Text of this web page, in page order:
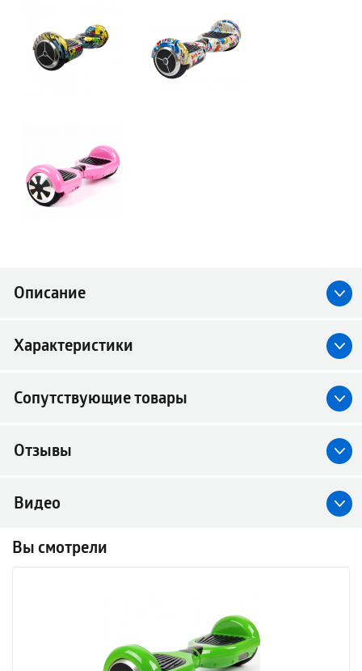
Описание
Характеристики
Сопутствующие товары
Отзывы
Видео
Вы смотрели